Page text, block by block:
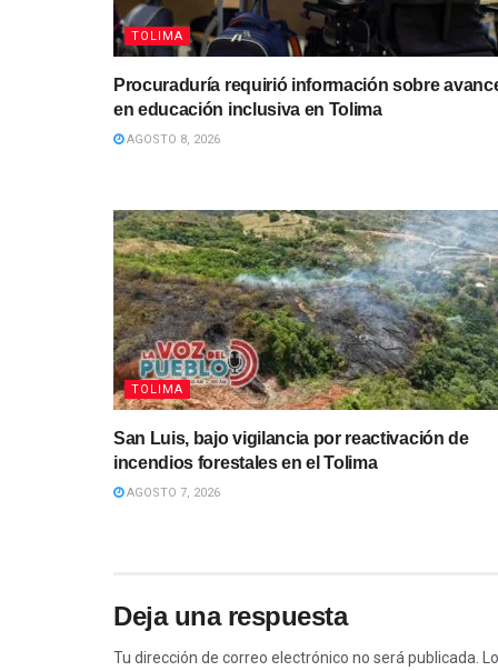
TOLIMA
Procuraduría requirió información sobre
en educación inclusiva en Tolima
AGOSTO 8, 2026
TOLIMA
San Luis, bajo vigilancia por reactivación de
incendios forestales en el Tolima
AGOSTO 7, 2026
Deja una respuesta
Tu dirección de correo electrónico no será publicada.